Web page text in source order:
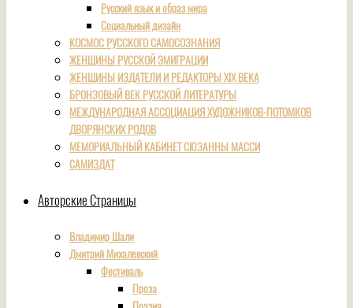
Русский язык и образ мира
Социальный дизайн
КОСМОС РУССКОГО САМОСОЗНАНИЯ
ЖЕНЩИНЫ РУССКОЙ ЭМИГРАЦИИ
ЖЕНЩИНЫ ИЗДАТЕЛИ И РЕДАКТОРЫ XIX ВЕКА
БРОНЗОВЫЙ ВЕК РУССКОЙ ЛИТЕРАТУРЫ
МЕЖДУНАРОДНАЯ АССОЦИАЦИЯ ХУДОЖНИКОВ-ПОТОМКОВ
ДВОРЯНСКИХ РОДОВ
МЕМОРИАЛЬНЫЙ КАБИНЕТ СЮЗАННЫ МАССИ
САМИЗДАТ
Авторские Страницы
Владимир Шали
Дмитрий Михалевский
Фестиваль
Проза